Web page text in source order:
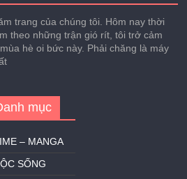
trang của chúng tôi. Hôm nay thời
theo những trận gió rít, tôi trở cảm
hè oi bức này. Phải chăng là máy
mục
– MANGA
SỐNG